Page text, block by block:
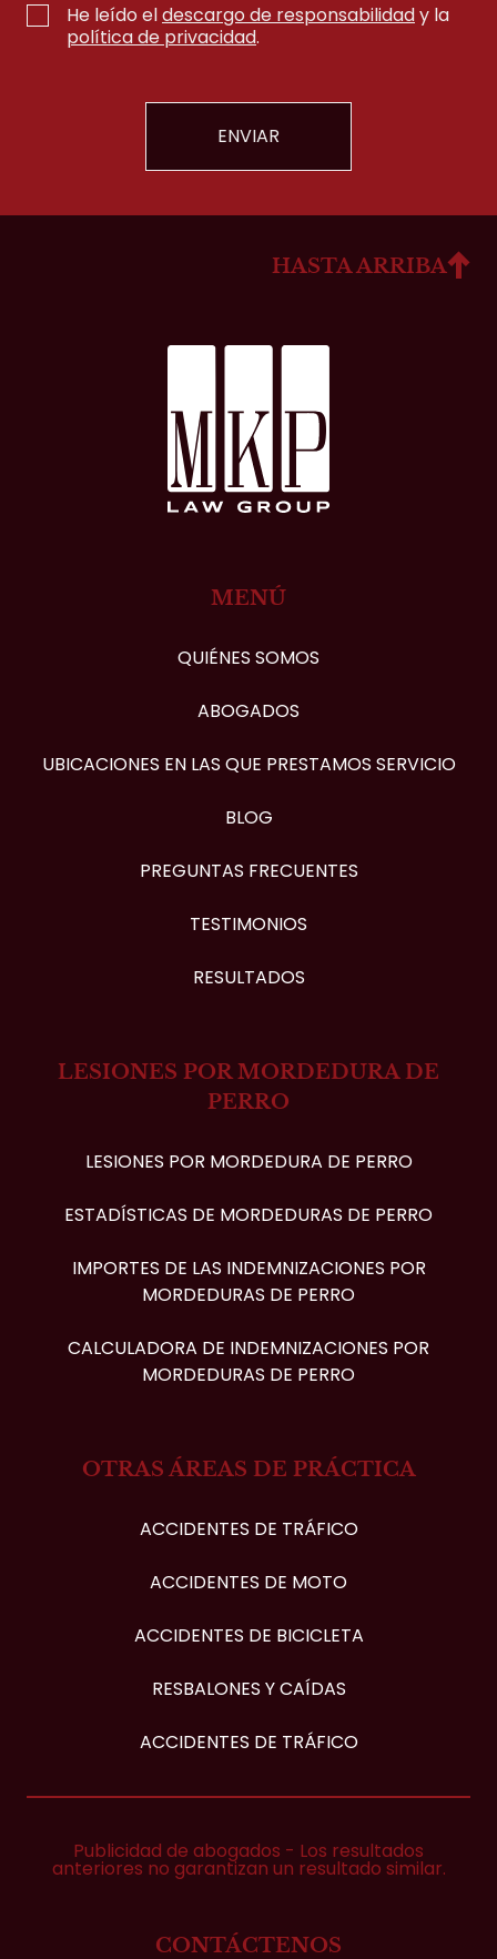
He leído eldescargo de responsabilidady la
política de privacidad.
HASTA ARRIBA
MENÚ
QUIÉNES SOMOS
ABOGADOS
UBICACIONES EN LAS QUE PRESTAMOS SERVICIO
BLOG
PREGUNTAS FRECUENTES
TESTIMONIOS
RESULTADOS
LESIONES POR MORDEDURA DE
PERRO
LESIONES POR MORDEDURA DE PERRO
ESTADÍSTICAS DE MORDEDURAS DE PERRO
IMPORTES DE LAS INDEMNIZACIONES POR
MORDEDURAS DE PERRO
CALCULADORA DE INDEMNIZACIONES POR
MORDEDURAS DE PERRO
OTRAS ÁREAS DE PRÁCTICA
ACCIDENTES DE TRÁFICO
ACCIDENTES DE MOTO
ACCIDENTES DE BICICLETA
RESBALONES Y CAÍDAS
ACCIDENTES DE TRÁFICO
Publicidad de abogados - Los resultados
anteriores no garantizan un resultado similar.
CONTÁCTENOS